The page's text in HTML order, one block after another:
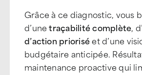
Grâce à ce diagnostic, vous
d’unetraçabilitécomplète, d’
d’action prioriséet d’une
budgétaire anticipée. R
maintenance proactive qui